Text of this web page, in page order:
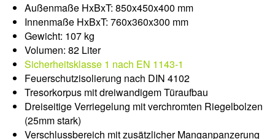
Außenmaße HxBxT: 850x450x400 mm
Innenmaße HxBxT: 760x360x300 mm
Gewicht: 107 kg
Volumen: 82 Liter
Sicherheitsklasse 1 nach EN 1143-1
Feuerschutzisolierung nach DIN 4102
Tresorkorpus mit dreiwandigem Türaufbau
Dreiseitige Verriegelung mit verchromten Riegelbolzen
(25mm stark)
Verschlussbereich mit zusätzlicher Manganpanzerung